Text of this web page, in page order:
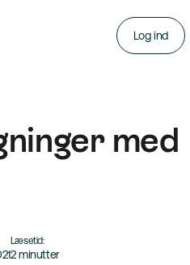
Log ind
med
Læsetid:
2 minutter